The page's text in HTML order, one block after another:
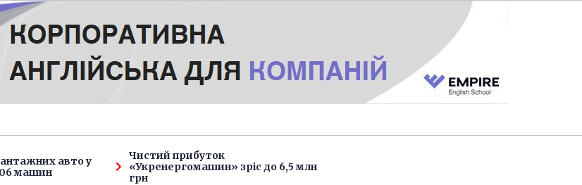
авто у
машин
Чистий прибуток
«Укренергомашин» зріс до 6,5 млн
грн